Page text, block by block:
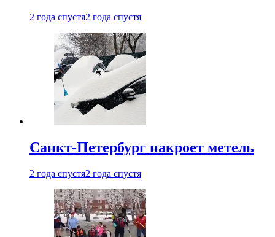
2 года спустя2 года спустя
Санкт-Петербург накроет метель
2 года спустя2 года спустя